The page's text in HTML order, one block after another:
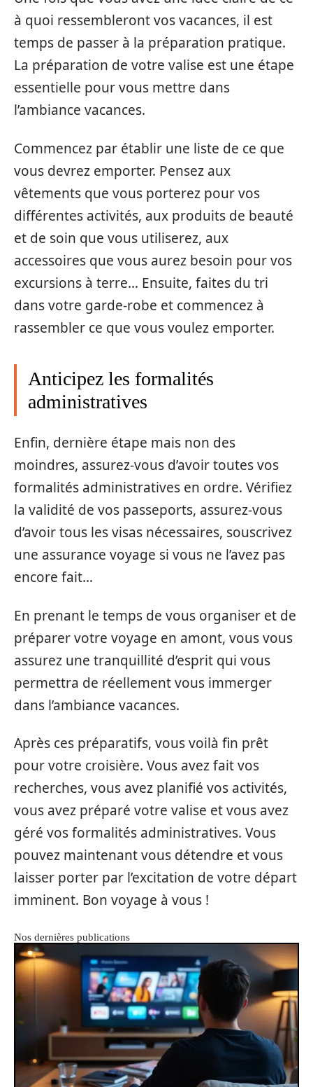
à quoi ressembleront vos vacances, il est
temps de passer à la préparation pratique.
La préparation de votre valise est une étape
essentielle pour vous mettre dans
l’ambiance vacances.
Commencez par établir une liste de ce que
vous devrez emporter. Pensez aux
vêtements que vous porterez pour vos
différentes activités, aux produits de beauté
et de soin que vous utiliserez, aux
accessoires que vous aurez besoin pour vos
excursions à terre… Ensuite, faites du tri
dans votre garde-robe et commencez à
rassembler ce que vous voulez emporter.
Anticipez les formalités
administratives
Enfin, dernière étape mais non des
moindres, assurez-vous d’avoir toutes vos
formalités administratives en ordre. Vérifiez
la validité de vos passeports, assurez-vous
d’avoir tous les visas nécessaires, souscrivez
une assurance voyage si vous ne l’avez pas
encore fait…
En prenant le temps de vous organiser et de
préparer votre voyage en amont, vous vous
assurez une tranquillité d’esprit qui vous
permettra de réellement vous immerger
dans l’ambiance vacances.
Après ces préparatifs, vous voilà fin prêt
pour votre croisière. Vous avez fait vos
recherches, vous avez planifié vos activités,
vous avez préparé votre valise et vous avez
géré vos formalités administratives. Vous
pouvez maintenant vous détendre et vous
laisser porter par l’excitation de votre départ
imminent. Bon voyage à vous !
Nos dernières publications